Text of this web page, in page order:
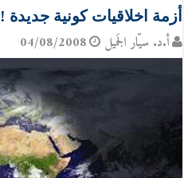
أزمة اخلاقيات كونية جديدة !
أ.د. سيّار الجَميل 04/08/2008